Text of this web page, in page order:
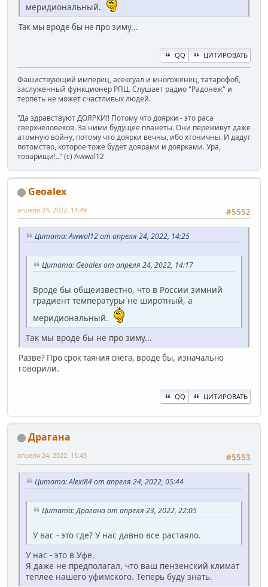
меридиональный.
Так мы вроде бы не про зиму...
QQ ЦИТИРОВАТЬ
Фашиствующий имперец, асексуал и многожёнец, татарофоб,
заслуженный функционер РПЦ. Слушает радио "Радонеж" и
терпеть не может счастливых людей.
"Да здравствуют ДОЯРКИ!! Потому что доярки - это раса
сверхчеловеков. За ними будущее планеты. Они переживут даже
атомную войну, потому что доярки вечны, ибо хтоничны. И дадут
потомство, которое тоже будет доярами и доярками. Ура,
товарищи!.." (c) Awwal12
Geoalex
#5552
апреля 24, 2022, 14:49
Цитата: Awwal12 от апреля 24, 2022, 14:25
Цитата: Geoalex от апреля 24, 2022, 14:17
Вроде бы общеизвестно, что в России зимний
градиент температуры не широтный, а
меридиональный.
Так мы вроде бы не про зиму...
Разве? Про срок таяния снега, вроде бы, изначально
говорили.
QQ ЦИТИРОВАТЬ
Драгана
#5553
апреля 24, 2022, 15:43
Цитата: Alexi84 от апреля 24, 2022, 05:44
Цитата: Драгана от апреля 23, 2022, 22:05
У вас - это где? У нас давно все растаяло.
У нас - это в Уфе.
Я даже не предполагал, что ваш пензенский климат
теплее нашего уфимского. Теперь буду знать.